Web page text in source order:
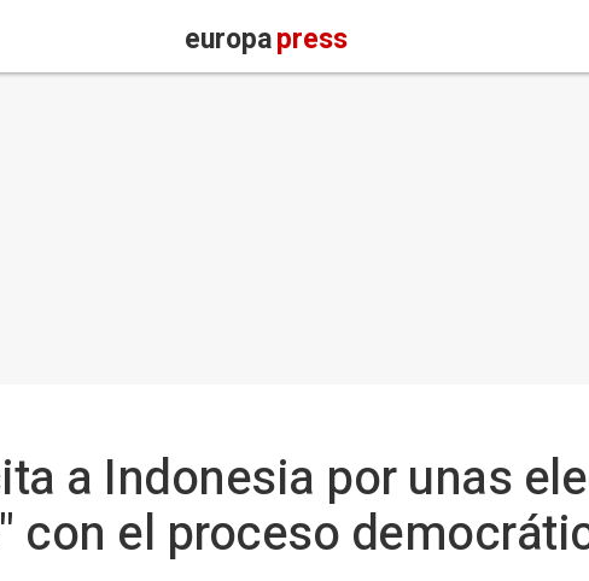
europapress
a Indonesia por unas
con el proceso